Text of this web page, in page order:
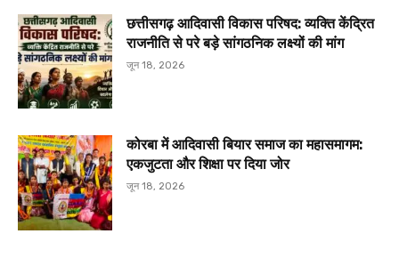
छत्तीसगढ़ आदिवासी विकास परिषद: व्यक्ति केंद्रित
राजनीति से परे बड़े सांगठनिक लक्ष्यों की मांग
जून 18, 2026
कोरबा में आदिवासी बियार समाज का महासमागम:
एकजुटता और शिक्षा पर दिया जोर
जून 18, 2026